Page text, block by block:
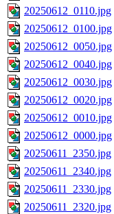
20250612_0110.jpg
20250612_0100.jpg
20250612_0050.jpg
20250612_0040.jpg
20250612_0030.jpg
20250612_0020.jpg
20250612_0010.jpg
20250612_0000.jpg
20250611_2350.jpg
20250611_2340.jpg
20250611_2330.jpg
20250611_2320.jpg